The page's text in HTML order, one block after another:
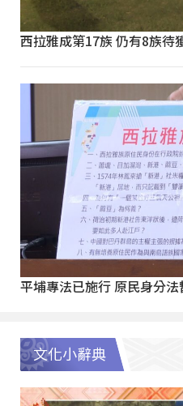
西拉雅成第17族 仍有8族待
平埔專法已施行 原民身分
文化小辭典